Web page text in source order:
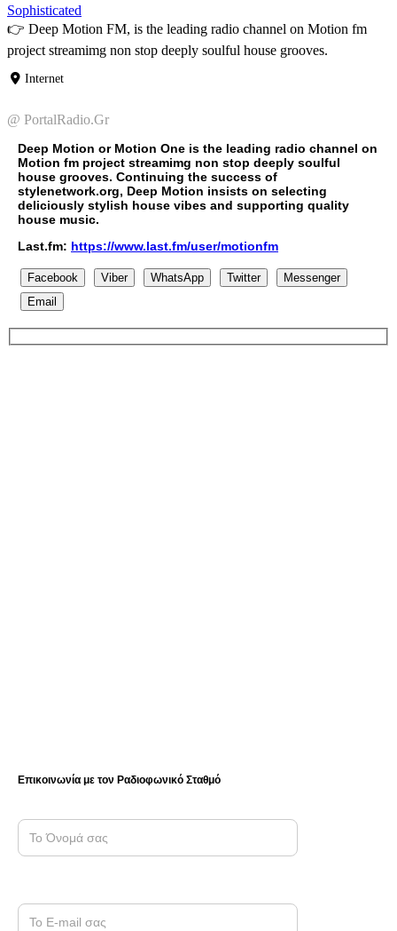
Sophisticated
👉 Deep Motion FM, is the leading radio channel on Motion fm
project streamimg non stop deeply soulful house grooves.
Internet
@ PortalRadio.Gr
Deep Motion or Motion One is the leading radio channel on
Motion fm project streamimg non stop deeply soulful
house grooves. Continuing the success of
stylenetwork.org, Deep Motion insists on selecting
deliciously stylish house vibes and supporting quality
house music.
Last.fm: https://www.last.fm/user/motionfm
Facebook Viber WhatsApp Twitter
Messenger
Email
Επικοινωνία με τον Ραδιοφωνικό Σταθμό